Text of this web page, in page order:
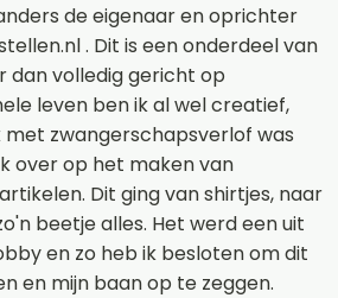
de eigenaar en oprichter
. Dit is een onderdeel van
dan volledig gericht op
leven ben ik al wel creatief,
met zwangerschapsverlof was
over op het maken van
Dit ging van shirtjes, naar
beetje alles. Het werd een uit
en zo heb ik besloten om dit
en mijn baan op te zeggen.